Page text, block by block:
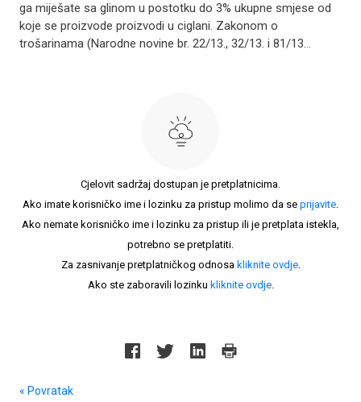
ga miješate sa glinom u postotku do 3% ukupne smjese od
koje se proizvode proizvodi u ciglani. Zakonom o
trošarinama (Narodne novine br. 22/13., 32/13. i 81/13...
Cjelovit sadržaj dostupan je pretplatnicima.
Ako imate korisničko ime i lozinku za pristup molimo da se prijavite.
Ako nemate korisničko ime i lozinku za pristup ili je pretplata istekla,
potrebno se pretplatiti.
Za zasnivanje pretplatničkog odnosa kliknite ovdje.
Ako ste zaboravili lozinku kliknite ovdje.
« Povratak